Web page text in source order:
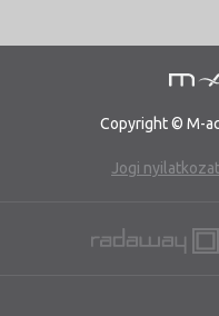
Copyright © M-
Jogi nyilatkozat